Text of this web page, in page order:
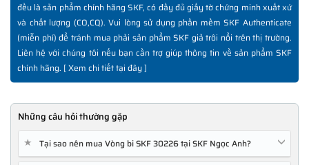
đều là sản phẩm chính hãng SKF, có đầy đủ giấy tờ chứng minh xuất xứ
và chất lượng (CO,CQ). Vui lòng sử dụng phần mềm SKF Authenticate
(miễn phí) để tránh mua phải sản phẩm SKF giả trôi nổi trên thị trường.
Liên hệ với chúng tôi nếu bạn cần trợ giúp thông tin về sản phẩm SKF
chính hãng. [Xem chi tiết tại đây]
Những câu hỏi thường gặp
★ Tại sao nên mua Vòng bi SKF 30226 tại SKF Ngọc Anh?